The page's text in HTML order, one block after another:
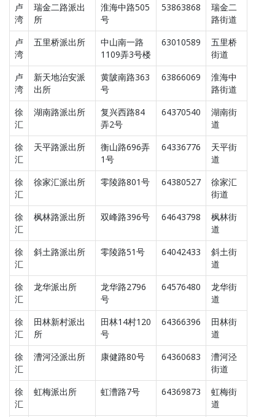
卢
湾
瑞金二路派出
所
淮海中路505
号
53863868
瑞金二
路街道
卢
湾
五里桥派出所
中山南一路
1109弄3号楼
63010589
五里桥
街道
卢
湾
新天地治安派
出所
黄陂南路363
号
63866069
淮海中
路街道
徐
汇
湖南路派出所
复兴西路84
弄2号
64370540
湖南街
道
徐
汇
天平路派出所
衡山路696弄
1号
64336776
天平街
道
徐
汇
徐家汇派出所 零陵路801号 64380527
徐家汇
街道
徐
汇
枫林路派出所 双峰路396号 64643798
枫林街
道
徐
汇
斜土路派出所 零陵路51号 64042433
斜土街
道
徐
汇
龙华派出所
龙华路2796
号
64576480
龙华街
道
徐
汇
田林新村派出
所
田林14村120
号
64366396
田林街
道
徐
汇
漕河泾派出所 康健路80号 64360683
漕河泾
街道
徐
汇
虹梅派出所 虹漕路7号 64369873
虹梅街
道